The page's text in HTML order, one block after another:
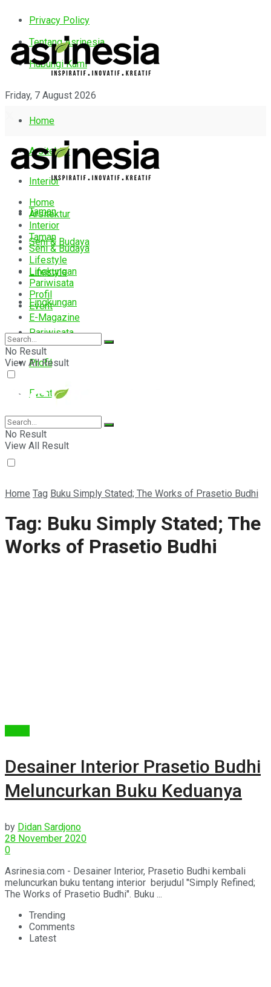
Privacy Policy
Tentang Asrinesia
Hubungi Kami
Friday, 7 August 2026
Home
Arsitektur
Interior
Taman
Seni & Budaya
Lifestyle
Lingkungan
Pariwisata
Profil
Event
E-Magazine
Home
Arsitektur
Interior
Taman
Seni & Budaya
Lifestyle
Lingkungan
Pariwisata
Profil
Event
E-Magazine
No Result
View All Result
No Result
View All Result
Home Tag Buku Simply Stated; The Works of Prasetio Budhi
Tag: Buku Simply Stated; The
Works of Prasetio Budhi
Desainer Interior Prasetio Budhi
Meluncurkan Buku Keduanya
by Didan Sardjono
28 November 2020
0
Asrinesia.com - Desainer Interior, Prasetio Budhi kembali
meluncurkan buku tentang interior berjudul "Simply Refined;
The Works of Prasetio Budhi". Buku ...
Trending
Comments
Latest